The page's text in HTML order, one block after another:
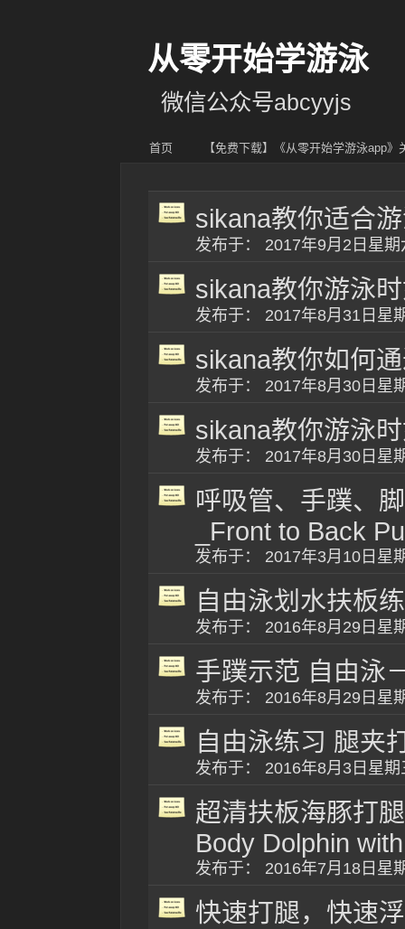
从零开始学游泳
微信公众号abcyyjs
首页 【免费下载】《从零开始学游泳app
sikana教你适合
发布于： 2017年9月2日星
sikana教你游泳
发布于： 2017年8月31日星
sikana教你如何
发布于： 2017年8月30日星
sikana教你游泳
发布于： 2017年8月30日星
呼吸管、手蹼、
_Front to Back
发布于： 2017年3月10日星
自由泳划水扶板
发布于： 2016年8月29日星
手蹼示范 自由泳
发布于： 2016年8月29日星
自由泳练习 腿夹
发布于： 2016年8月3日星
超清扶板海豚打
Body Dolphin
发布于： 2016年7月18日星
快速打腿，快速